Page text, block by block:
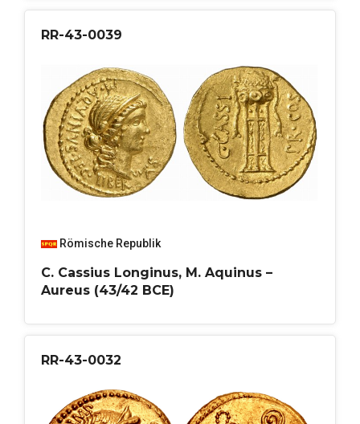
RR-43-0039
Römische Republik
C. Cassius Longinus, M. Aquinus –
Aureus (43/42 BCE)
RR-43-0032